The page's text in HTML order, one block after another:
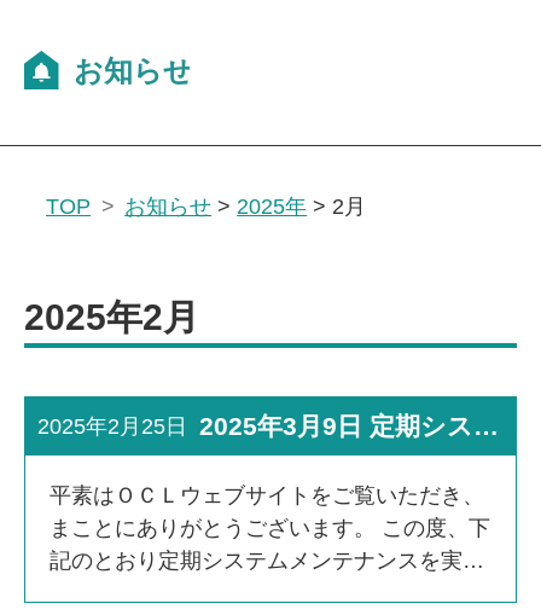
TOP お知らせ > 2025年 > 2月
2025年2月
2025年2月25日 2025年3月9日 定期システムメンテナンス実施のお知らせ
平素はＯＣＬウェブサイトをご覧いただき、
まことにありがとうございます。 この度、下
記のとおり定期システムメンテナンスを実施